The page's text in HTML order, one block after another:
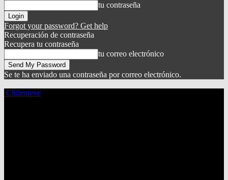
tu contraseña
Forgot your password? Get help
Recuperación de contraseña
Recupera tu contraseña
tu correo electrónico
Se te ha enviado una contraseña por correo electrónico.
Chilenieve